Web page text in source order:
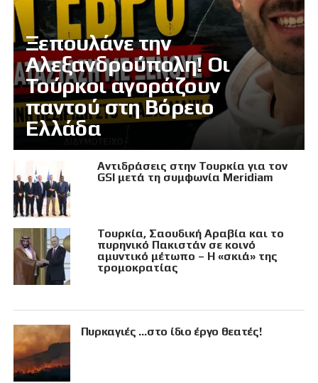
Ξεπουλάνε την
Αλεξανδρούπολη! Οι
Τούρκοι αγοράζουν
παντού στη Βόρειο
Ελλάδα
Αντιδράσεις στην Τουρκία για τον
GSI μετά τη συμφωνία Meridiam
Τουρκία, Σαουδική Αραβία και το
πυρηνικό Πακιστάν σε κοινό
αμυντικό μέτωπο – Η «σκιά» της
τρομοκρατίας
Πυρκαγιές …στο ίδιο έργο θεατές!